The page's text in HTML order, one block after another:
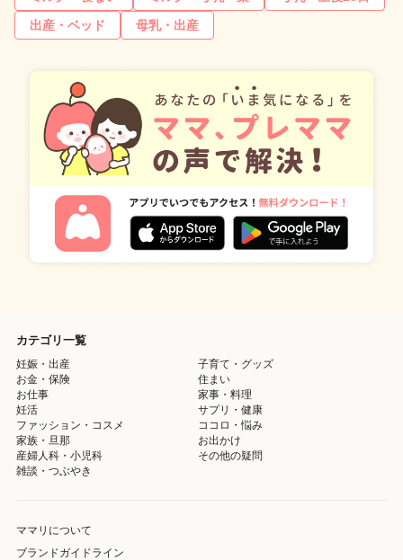
出産・ベッド
母乳・出産
カテゴリ一覧
妊娠・出産
子育て・グッズ
お金・保険
住まい
お仕事
家事・料理
妊活
サプリ・健康
ファッション・コスメ
ココロ・悩み
家族・旦那
お出かけ
産婦人科・小児科
その他の疑問
雑談・つぶやき
ママリについて
ブランドガイドライン